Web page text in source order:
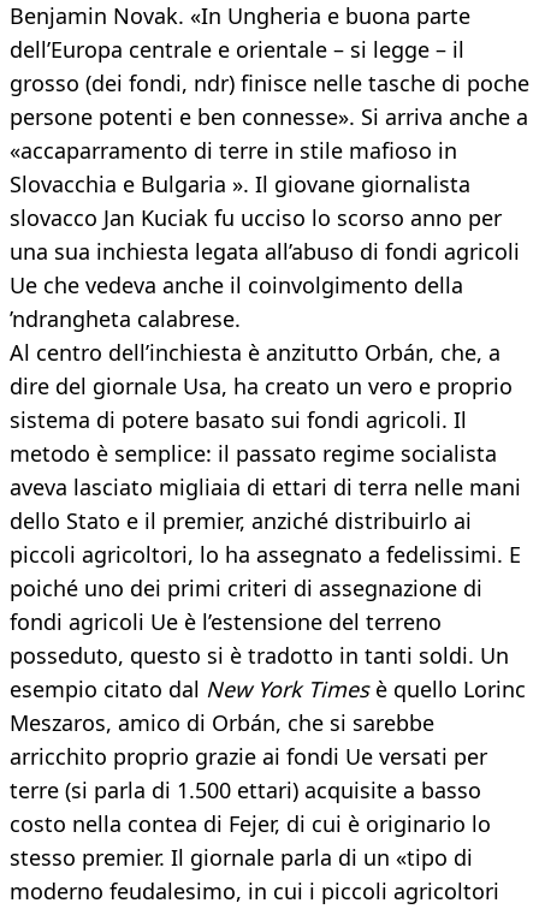
Benjamin Novak. «In Ungheria e buona parte
dell’Europa centrale e orientale – si legge – il
grosso (dei fondi, ndr) finisce nelle tasche di poche
persone potenti e ben connesse». Si arriva anche a
«accaparramento di terre in stile mafioso in
Slovacchia e Bulgaria ». Il giovane giornalista
slovacco Jan Kuciak fu ucciso lo scorso anno per
una sua inchiesta legata all’abuso di fondi agricoli
Ue che vedeva anche il coinvolgimento della
’ndrangheta calabrese.
Al centro dell’inchiesta è anzitutto Orbán, che, a
dire del giornale Usa, ha creato un vero e proprio
sistema di potere basato sui fondi agricoli. Il
metodo è semplice: il passato regime socialista
aveva lasciato migliaia di ettari di terra nelle mani
dello Stato e il premier, anziché distribuirlo ai
piccoli agricoltori, lo ha assegnato a fedelissimi. E
poiché uno dei primi criteri di assegnazione di
fondi agricoli Ue è l’estensione del terreno
posseduto, questo si è tradotto in tanti soldi. Un
esempio citato dal New York Timesè quello Lorinc
Meszaros, amico di Orbán, che si sarebbe
arricchito proprio grazie ai fondi Ue versati per
terre (si parla di 1.500 ettari) acquisite a basso
costo nella contea di Fejer, di cui è originario lo
stesso premier. Il giornale parla di un «tipo di
moderno feudalesimo, in cui i piccoli agricoltori